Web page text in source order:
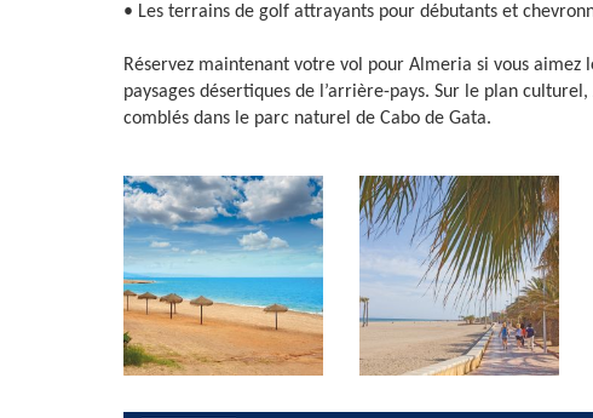
• Les terrains de golf attrayants pour débutants et
Réservez maintenant votre vol pour Almeria si vous
paysages désertiques de l’arrière-pays. Sur le plan
comblés dans le parc naturel de Cabo de Gata.